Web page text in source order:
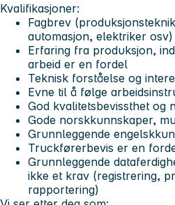
Kvalifikasjoner:
Fagbrev
automasjon, elektriker osv)
Erfaring fra produksjon,
arbeid er en fordel
Teknisk forståelse og
Evne til å følge
God kvalitetsbevissthet og
Gode norskkunnskaper,
Grunnleggende
Truckførerbevis er en
Grunnleggende
ikke et krav (registrering,
rapportering)